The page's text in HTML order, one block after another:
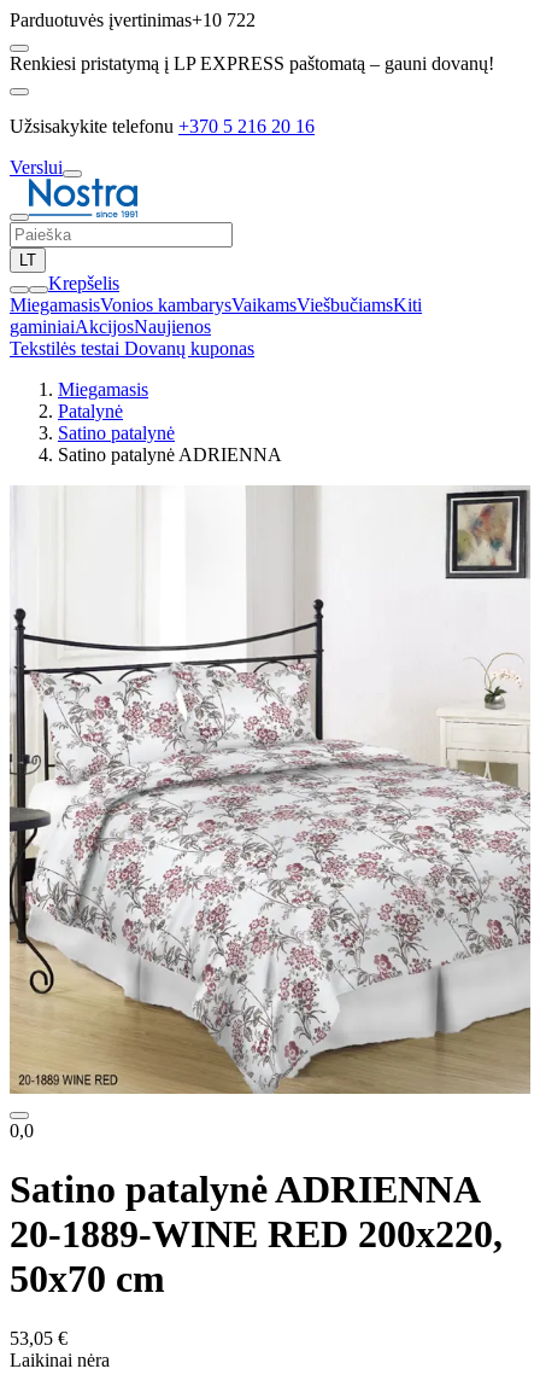
Parduotuvės įvertinimas+10 722
Renkiesi pristatymą į LP EXPRESS paštomatą – gauni dovanų!
Užsisakykite telefonu +370 5 216 20 16
Verslui
LT
Krepšelis
MiegamasisVonios kambarysVaikamsViešbučiamsKiti
gaminiaiAkcijosNaujienos
Tekstilės testai Dovanų kuponas
Miegamasis
Patalynė
Satino patalynė
Satino patalynė ADRIENNA
0,0
Satino patalynė ADRIENNA
20-1889-WINE RED 200x220,
50x70 cm
53,05 €
Laikinai nėra